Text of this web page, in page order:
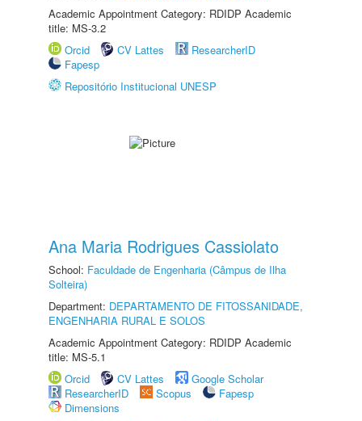
Academic Appointment Category: RDIDP Academic
title: MS-3.2
Orcid
CV Lattes
ResearcherID
Fapesp
Repositório Institucional UNESP
Ana Maria Rodrigues Cassiolato
School: Faculdade de Engenharia (Câmpus de Ilha
Solteira)
Department: DEPARTAMENTO DE FITOSSANIDADE,
ENGENHARIA RURAL E SOLOS
Academic Appointment Category: RDIDP Academic
title: MS-5.1
Orcid
CV Lattes
Google Scholar
ResearcherID
Scopus
Fapesp
Dimensions